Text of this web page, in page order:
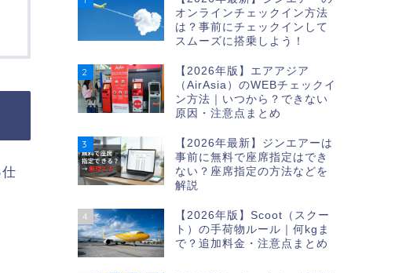
仕
オンラインチェックイン方法
は？事前にチェックインして
スムーズに搭乗しよう！
2
【2026年版】エアアジア
（AirAsia）のWEBチェックイ
ン方法｜いつから？できない
原因・注意点まとめ
3
【2026年最新】ジンエアーは
事前に無料で座席指定はでき
ない？座席指定の方法などを
解説
4
【2026年版】Scoot（スクー
ト）の手荷物ルール｜何kgま
で？追加料金・注意点まとめ